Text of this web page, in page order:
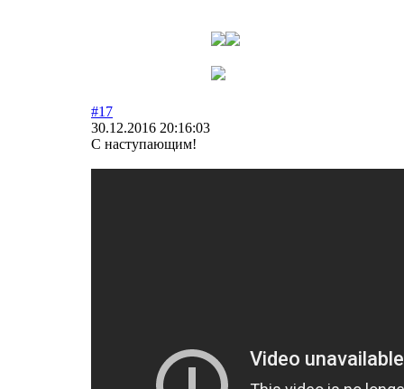
#17
30.12.2016 20:16:03
С наступающим!